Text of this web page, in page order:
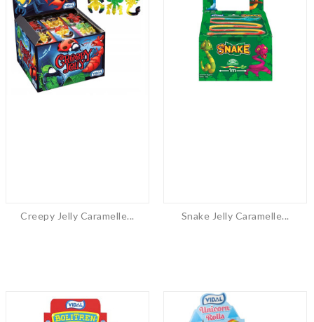
Creepy Jelly Caramelle... Snake Jelly Caramelle...